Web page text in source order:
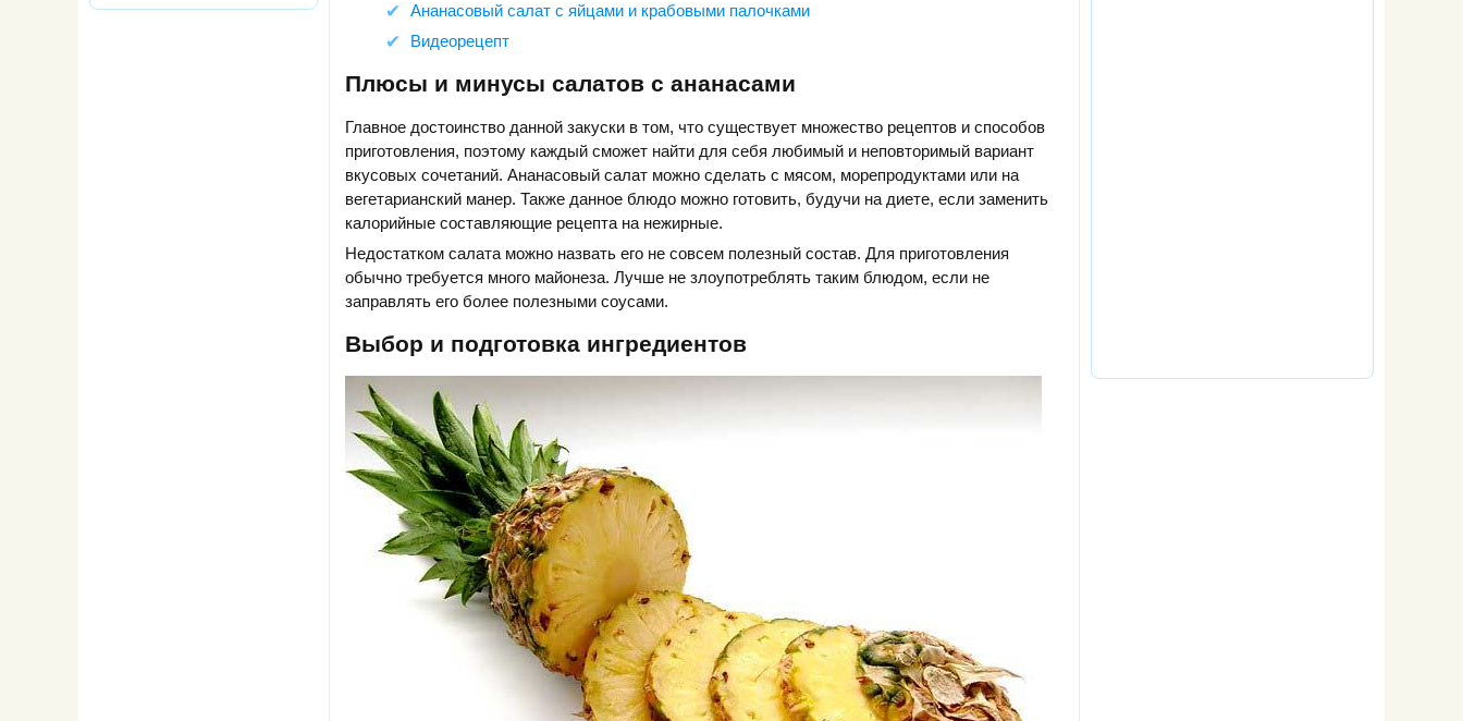
Ананасовый салат с яйцами и крабовыми палочками
Видеорецепт
Плюсы и минусы салатов с ананасами
Главное достоинство данной закуски в том, что существует множество рецептов и способов
приготовления, поэтому каждый сможет найти для себя любимый и неповторимый вариант
вкусовых сочетаний. Ананасовый салат можно сделать с мясом, морепродуктами или на
вегетарианский манер. Также данное блюдо можно готовить, будучи на диете, если заменить
калорийные составляющие рецепта на нежирные.
Недостатком салата можно назвать его не совсем полезный состав. Для приготовления
обычно требуется много майонеза. Лучше не злоупотреблять таким блюдом, если не
заправлять его более полезными соусами.
Выбор и подготовка ингредиентов